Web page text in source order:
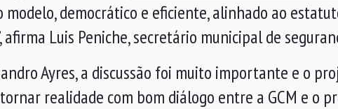
democrático e eficiente, alinhado ao
afirma Luis Peniche, secretário municipal de
Ayres, a discussão foi muito importante e o
realidade com bom diálogo entre a GCM e o